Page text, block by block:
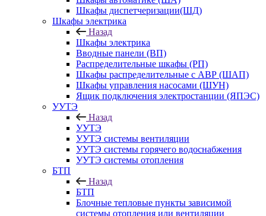
Шкафы диспетчеризации(ШД)
Шкафы электрика
Назад
Шкафы электрика
Вводные панели (ВП)
Распределительные шкафы (РП)
Шкафы распределительные с АВР (ШАП)
Шкафы управления насосами (ШУН)
Ящик подключения электростанции (ЯПЭС)
УУТЭ
Назад
УУТЭ
УУТЭ системы вентиляции
УУТЭ системы горячего водоснабжения
УУТЭ системы отопления
БТП
Назад
БТП
Блочные тепловые пункты зависимой
системы отопления или вентиляции